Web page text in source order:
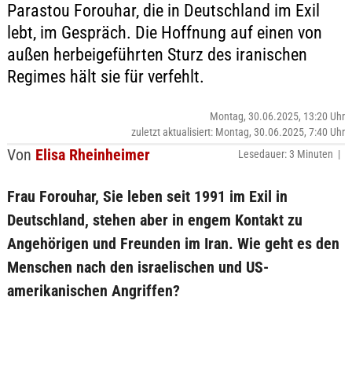
Parastou Forouhar, die in Deutschland im Exil
lebt, im Gespräch. Die Hoffnung auf einen von
außen herbeigeführten Sturz des iranischen
Regimes hält sie für verfehlt.
Von Elisa Rheinheimer
Montag, 30.06.2025, 13:20 Uhr
zuletzt aktualisiert: Montag, 30.06.2025, 7:40 Uhr
Lesedauer: 3 Minuten |
Frau Forouhar, Sie leben seit 1991 im Exil in
Deutschland, stehen aber in engem Kontakt zu
Angehörigen und Freunden im Iran. Wie geht es den
Menschen nach den israelischen und US-
amerikanischen Angriffen?